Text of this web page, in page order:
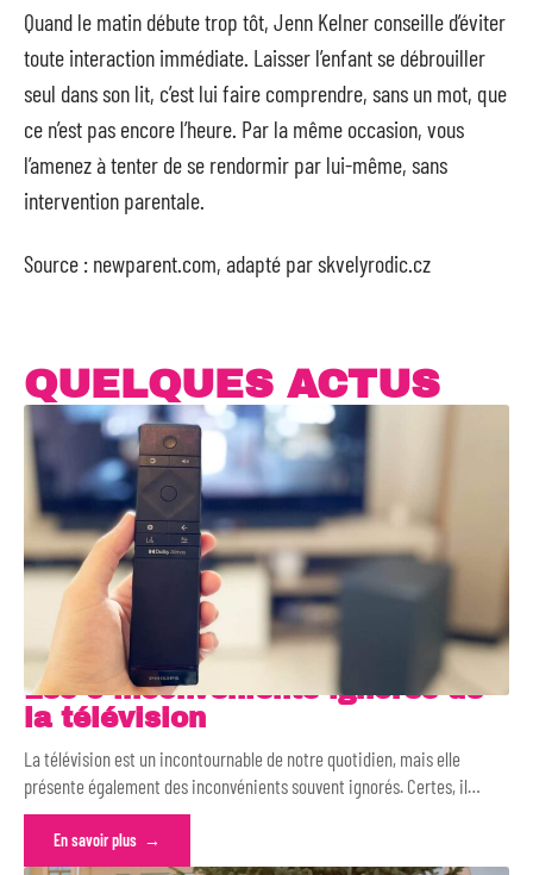
Quand le matin débute trop tôt, Jenn Kelner conseille d’éviter
toute interaction immédiate. Laisser l’enfant se débrouiller
seul dans son lit, c’est lui faire comprendre, sans un mot, que
ce n’est pas encore l’heure. Par la même occasion, vous
l’amenez à tenter de se rendormir par lui-même, sans
intervention parentale.
Source : newparent.com, adapté par skvelyrodic.cz
QUELQUES ACTUS
Les 5 inconvénients ignorés de
la télévision
La télévision est un incontournable de notre quotidien, mais elle
présente également des inconvénients souvent ignorés. Certes, il…
En savoir plus